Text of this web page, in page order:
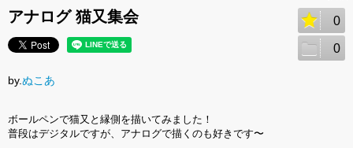
アナログ 猫又集会 0
0
by.ぬこあ
ボールペンで猫又と縁側を描いてみました！
普段はデジタルですが、アナログで描くのも好きです〜